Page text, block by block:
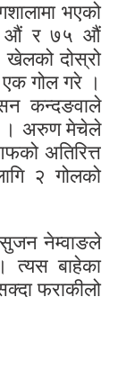
भएको
औं र ७५ औं
खेलको दोस्रो
गोल गरे ।
कन्दङवाले
। अरुण मेचेले
अतिरित्त
२ गोलको
सुजन नेम्वाङले
त्यस बाहेका
फराकीलो